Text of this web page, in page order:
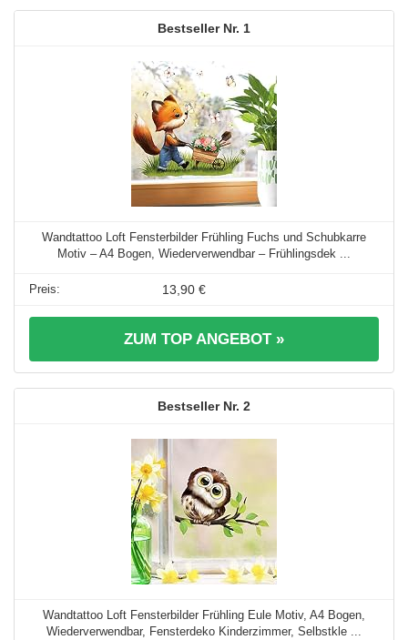
1
Wandtattoo Loft Fensterbilder Frühling Fuchs und Schubkarre
Motiv – A4 Bogen, Wiederverwendbar – Frühlingsdek ...
13,90 €
ZUM TOP ANGEBOT »
2
Wandtattoo Loft Fensterbilder Frühling Eule Motiv, A4 Bogen,
Wiederverwendbar, Fensterdeko Kinderzimmer, Selbstkle ...